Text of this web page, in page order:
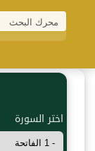
اختر السورة